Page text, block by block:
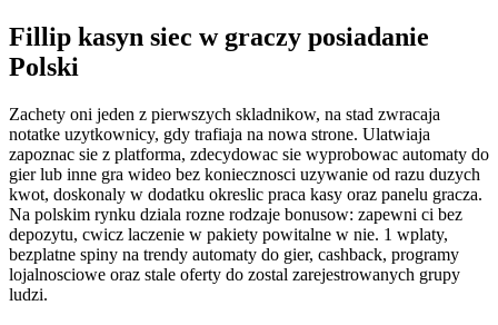
Fillip kasyn siec w graczy posiadanie
Polski
Zachety oni jeden z pierwszych skladnikow, na stad zwracaja
notatke uzytkownicy, gdy trafiaja na nowa strone. Ulatwiaja
zapoznac sie z platforma, zdecydowac sie wyprobowac automaty do
gier lub inne gra wideo bez koniecznosci uzywanie od razu duzych
kwot, doskonaly w dodatku okreslic praca kasy oraz panelu gracza.
Na polskim rynku dziala rozne rodzaje bonusow: zapewni ci bez
depozytu, cwicz laczenie w pakiety powitalne w nie. 1 wplaty,
bezplatne spiny na trendy automaty do gier, cashback, programy
lojalnosciowe oraz stale oferty do zostal zarejestrowanych grupy
ludzi.